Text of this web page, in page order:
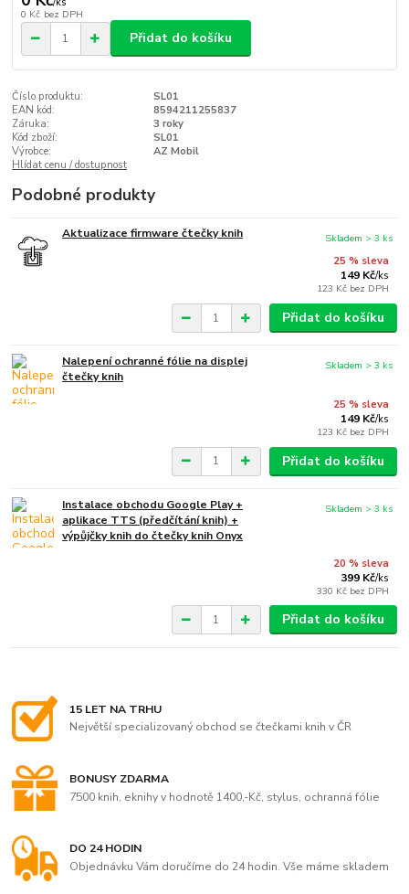
0 Kč bez DPH
Přidat do košíku
Číslo produktu:
SL01
EAN kód:
8594211255837
Záruka:
3 roky
Kód zboží:
SL01
Výrobce:
AZ Mobil
Hlídat cenu / dostupnost
Podobné produkty
Aktualizace firmware čtečky knih
25 % sleva
149 Kč/ks
123 Kč bez DPH
Skladem > 3 ks
Přidat do košíku
Nalepení ochranné fólie na displej
čtečky knih
25 % sleva
149 Kč/ks
123 Kč bez DPH
Skladem > 3 ks
Přidat do košíku
Instalace obchodu Google Play +
aplikace TTS (předčítání knih) +
výpůjčky knih do čtečky knih Onyx
20 % sleva
399 Kč/ks
330 Kč bez DPH
Skladem > 3 ks
Přidat do košíku
15 LET NA TRHU
Největší specializovaný obchod se čtečkami knih v ČR
BONUSY ZDARMA
7500 knih, eknihy v hodnotě 1400,-Kč, stylus, ochranná fólie
DO 24 HODIN
Objednávku Vám doručíme do 24 hodin. Vše máme skladem